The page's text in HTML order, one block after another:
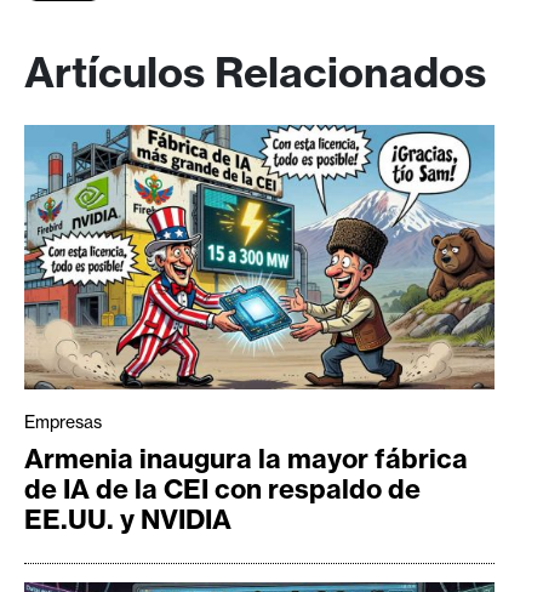
Artículos Relacionados
Empresas
Armenia inaugura la mayor fábrica
de IA de la CEI con respaldo de
EE.UU. y NVIDIA